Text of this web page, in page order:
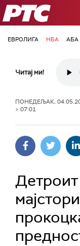
РТС
ЕВРОЛИГА НБА АБА
Читај ми!
ПОНЕДЕЉАК,
> 07:01